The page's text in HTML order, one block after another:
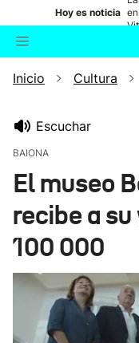
Hoy es noticia en
Buscador
Inicio Cultura
Escuchar
BAIONA
El museo
recibe a
100 000